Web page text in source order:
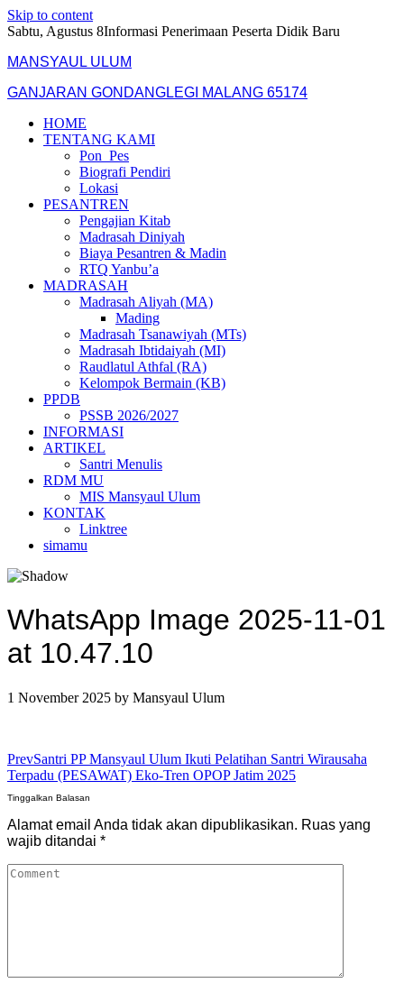
Skip to content
Sabtu, Agustus 8Informasi Penerimaan Peserta Didik Baru
MANSYAUL ULUM
GANJARAN GONDANGLEGI MALANG 65174
HOME
TENTANG KAMI
Pon_Pes
Biografi Pendiri
Lokasi
PESANTREN
Pengajian Kitab
Madrasah Diniyah
Biaya Pesantren & Madin
RTQ Yanbu’a
MADRASAH
Madrasah Aliyah (MA)
Mading
Madrasah Tsanawiyah (MTs)
Madrasah Ibtidaiyah (MI)
Raudlatul Athfal (RA)
Kelompok Bermain (KB)
PPDB
PSSB 2026/2027
INFORMASI
ARTIKEL
Santri Menulis
RDM MU
MIS Mansyaul Ulum
KONTAK
Linktree
simamu
WhatsApp Image 2025-11-01
at 10.47.10
1 November 2025 by Mansyaul Ulum
PrevSantri PP Mansyaul Ulum Ikuti Pelatihan Santri Wirausaha
Terpadu (PESAWAT) Eko-Tren OPOP Jatim 2025
Tinggalkan Balasan
Alamat email Anda tidak akan dipublikasikan. Ruas yang
wajib ditandai *